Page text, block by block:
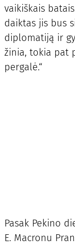
vaikiškais
daiktas jis bus
diplomatiją ir
žinia, tokia pat
pergalė.“
Pasak Pekino
E. Macronu